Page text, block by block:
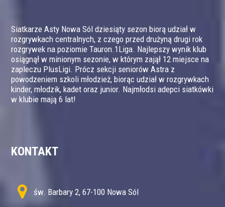
Siatkarze Asty Nowa Sól dziesiąty sezon biorą udział w
rozgrywkach centralnych, z czego przed drużyną drugi rok
rozgrywek na poziomie Tauron.1Liga. Najlepszy wynik klub
osiągnął w minionym sezonie, w którym zajął 12 miejsce na
zapleczu PlusLigi. Prócz sekcji seniorów Astra z
powodzeniem szkoli młodzież, biorąc udział w rozgrywkach
kinder, młodzik, kadet oraz junior. Najmłodsi adepci siatkówki
w klubie mają 6 lat!
KONTAKT
św. Barbary 2, 67-100 Nowa Sól